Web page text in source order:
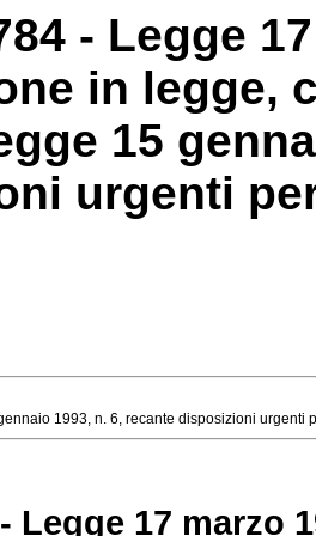
- Legge
in legge,
15
urgenti
1993, n. 6, recante disposizioni urgenti
Legge 17 marzo